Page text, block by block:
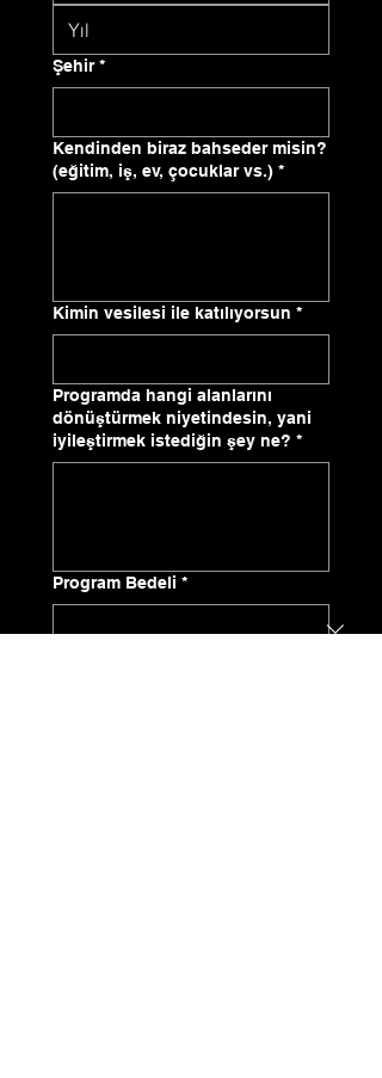
Şehir *
Kendinden biraz bahseder misin?
(eğitim, iş, ev, çocuklar vs.) *
Kimin vesilesi ile katılıyorsun *
Programda hangi alanlarını
dönüştürmek niyetindesin, yani
iyileştirmek istediğin şey ne? *
Program Bedeli *